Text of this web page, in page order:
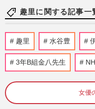
趣里に関する記事一
趣里主
ボポス
グ”… 三
元『
道”の花
趣里 水谷豊
3年B組金八先生
女優